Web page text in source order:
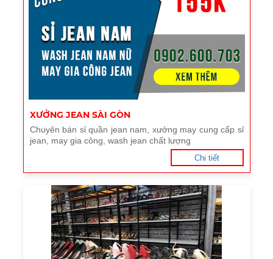
XƯỞNG JEAN SÀI GÒN
Chuyên bán sỉ quần jean nam, xưởng may cung cấp sỉ
jean, may gia công, wash jean chất lượng
Chi tiết